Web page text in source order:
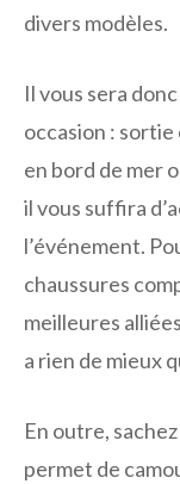
divers modèles.
Il vous sera
occasion : sortie
en bord de mer
il vous suffira
l’événement.
chaussures
meilleures
a rien de mieux
En outre,
permet de